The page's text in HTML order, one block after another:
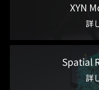
XYN
詳
Spatial
詳